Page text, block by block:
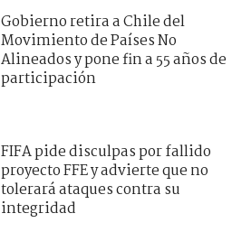
Gobierno retira a Chile del
Movimiento de Países No
Alineados y pone fin a 55 años de
participación
FIFA pide disculpas por fallido
proyecto FFE y advierte que no
tolerará ataques contra su
integridad